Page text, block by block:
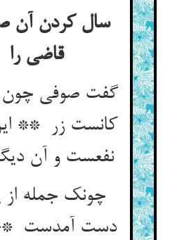
سال کردن آن
قاضی را
گفت صوفی
کانست زر **
نفعست و آن دیگر ضرر
چونک جمله از
دست آمدست